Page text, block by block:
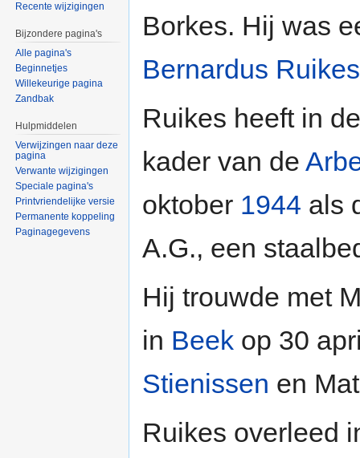
Borkes. Hij was
Bernardus Ruikes
Ruikes heeft in
kader van de
oktober 1944 als
A.G., een
Hij trouwde met
in Beek op 30
Stienissen en
Ruikes overleed
Recente wijzigingen
Bijzondere pagina's
Alle pagina's
Beginnetjes
Willekeurige pagina
Zandbak
Hulpmiddelen
Verwijzingen naar deze
pagina
Verwante wijzigingen
Speciale pagina's
Printvriendelijke versie
Permanente koppeling
Paginagegevens